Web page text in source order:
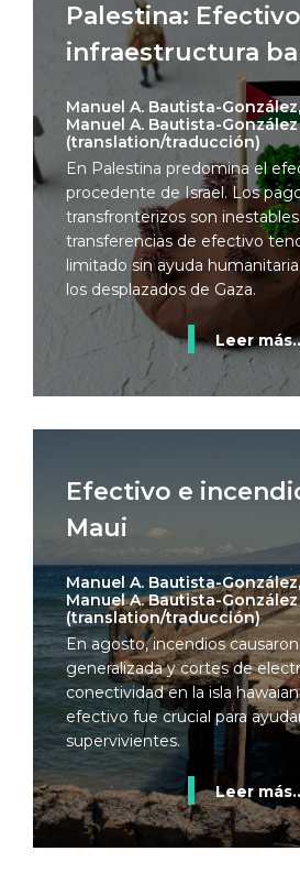
Palestina:
infraestructura
Manuel A. Bautista-González,
Manuel A. Bautista-González
(translation/traducción)
En Palestina predomina el
procedente de Israel. Los
transfronterizos son
transferencias de efectivo
limitado sin ayuda
los desplazados de Gaza.
Leer
Efectivo e
Maui
Manuel A. Bautista-González,
Manuel A. Bautista-González
(translation/traducción)
En agosto, incendios
generalizada y cortes de
conectividad en la isla
efectivo fue crucial para
supervivientes.
Leer